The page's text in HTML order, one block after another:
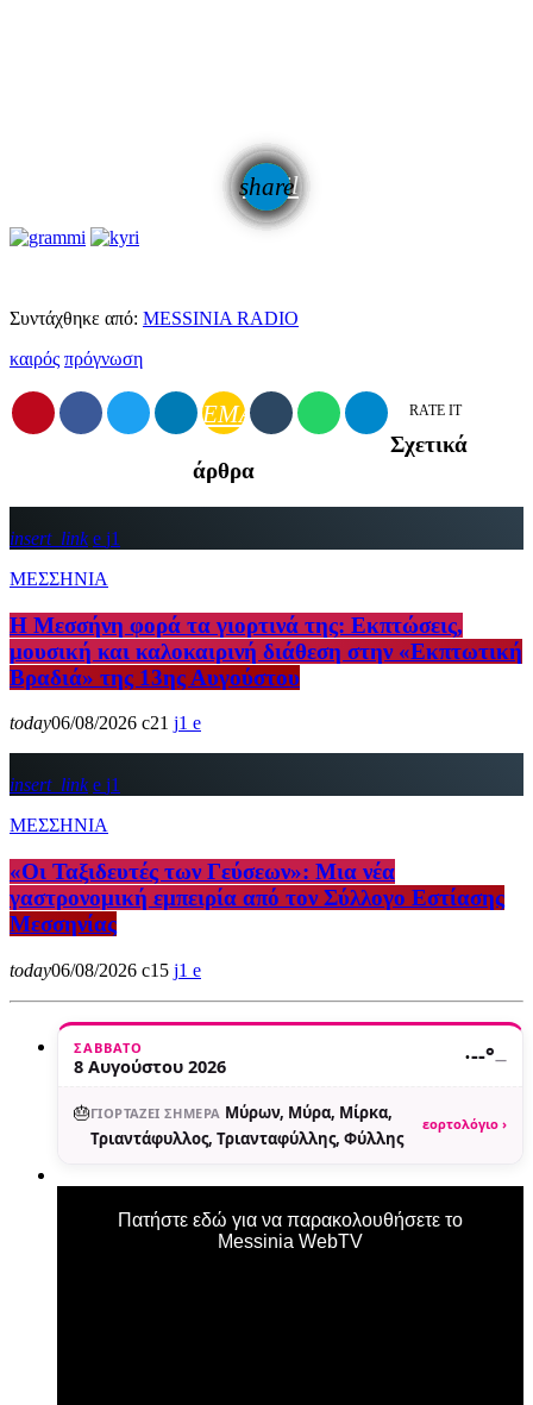
share
email
Συντάχθηκε από: MESSINIA RADIO
καιρός πρόγνωση
EMAIL RATE IT
Σχετικά
άρθρα
insert_link
1
ΜΕΣΣΗΝΙΑ
Η Μεσσήνη φορά τα γιορτινά της: Εκπτώσεις,
μουσική και καλοκαιρινή διάθεση στην «Εκπτωτική
Βραδιά» της 13ης Αυγούστου
today06/08/2026 21 1
insert_link
1
ΜΕΣΣΗΝΙΑ
«Οι Ταξιδευτές των Γεύσεων»: Μια νέα
γαστρονομική εμπειρία από τον Σύλλογο Εστίασης
Μεσσηνίας
today06/08/2026 15 1
ΣΆΒΒΑΤΟ
8 Αυγούστου 2026 ·--°—
🎂ΓΙΟΡΤΆΖΕΙ ΣΉΜΕΡΑ Μύρων, Μύρα, Μίρκα,
Τριαντάφυλλος, Τριανταφύλλης, Φύλλης
εορτολόγιο ›
Πατήστε εδώ για να παρακολουθήσετε το
Messinia WebTV